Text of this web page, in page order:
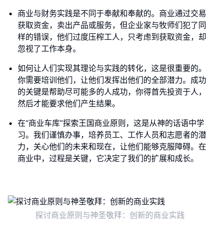
商业与财务实践是不同于奉献和奉献的。商业通过交易
获取资金，卖出产品或服务，但企业家与牧师们犯了同
样的错误，他们过度压榨工人，只考虑到获取资金，却
忽视了工作本身。
如何让人们实现其理论与实践的转化，这是很重要的。
你需要培训他们，让他们发挥出他们的全部潜力。成功
的关键是帮助尽可能多的人成功，你得首先投资于人，
然后才能要求他们产生结果。
在“商业车库”探索王国商业原则，这是从神的话语中学
习。我们谨慎办事，培养员工、工作人员和志愿者的潜
力，关心他们的未来和现在，让他们能够克服障碍。在
商业中，过程是关键，它决定了我们的扩展和成长。
探讨商业原则与神圣敬拜：创新的商业实践